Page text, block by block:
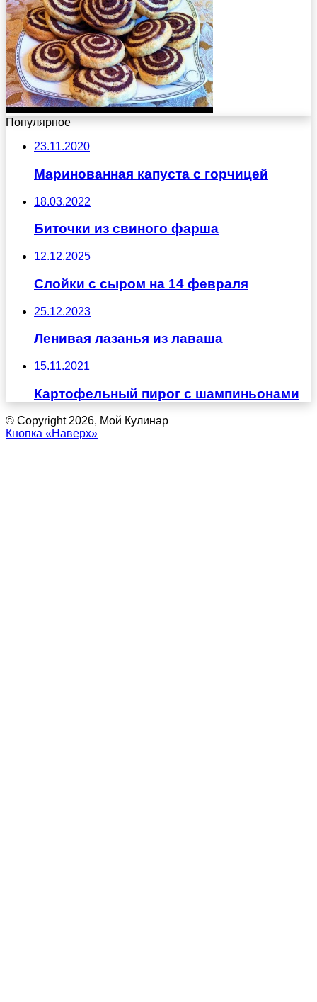
Популярное
23.11.2020
Маринованная капуста с горчицей
18.03.2022
Биточки из свиного фарша
12.12.2025
Слойки с сыром на 14 февраля
25.12.2023
Ленивая лазанья из лаваша
15.11.2021
Картофельный пирог с шампиньонами
© Copyright 2026, Мой Кулинар
Кнопка «Наверх»